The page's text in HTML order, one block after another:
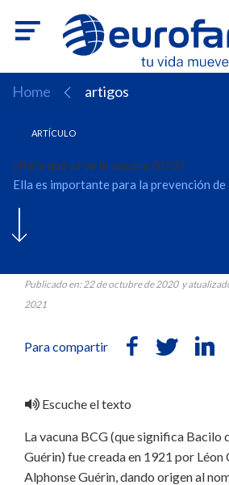
Home artigos
¿Para qué sirve la vacuna BCG?
Ella es importante para la prevención
Publicado en: 22 de octubre de 2020 y
2021
Para compartir
Escuche el texto
La vacuna BCG (que significa Bacilo
Guérin) fue creada en 1921 por Léon
Alphonse Guérin, dando origen al